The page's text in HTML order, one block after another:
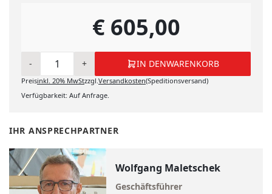
€ 605,00
- + IN DENWARENKORB
IN DEN WARENKORB
Preisinkl. 20% MwStzzgl.Versandkosten(Speditionsversand)
Verfügbarkeit: Auf Anfrage.
IHR ANSPRECHPARTNER
Wolfgang Maletschek
Geschäftsführer